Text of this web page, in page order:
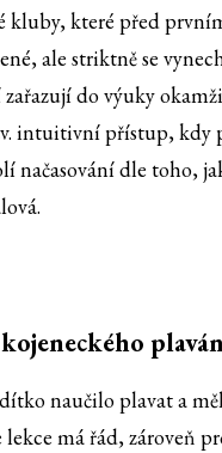
kluby, které před
ale striktně se
do výuky
intuitivní přístup, kdy
načasování dle toho,
naučilo plavat a
má řád, zároveň